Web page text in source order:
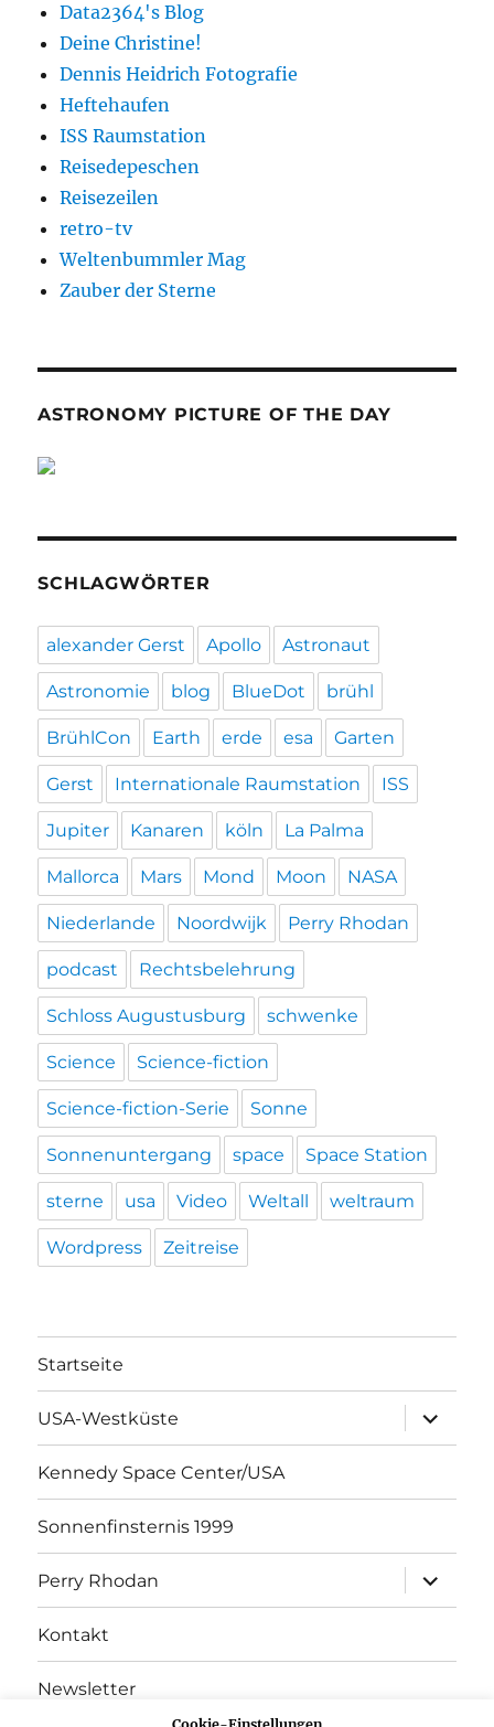
Data2364's Blog
Deine Christine!
Dennis Heidrich Fotografie
Heftehaufen
ISS Raumstation
Reisedepeschen
Reisezeilen
retro-tv
Weltenbummler Mag
Zauber der Sterne
ASTRONOMY PICTURE OF THE DAY
SCHLAGWÖRTER
alexander Gerst Apollo Astronaut
Astronomie blog BlueDot brühl
BrühlCon Earth erde esa Garten
Gerst Internationale Raumstation ISS
Jupiter Kanaren köln La Palma
Mallorca Mars Mond Moon NASA
Niederlande Noordwijk Perry Rhodan
podcast Rechtsbelehrung
Schloss Augustusburg schwenke
Science Science-fiction
Science-fiction-Serie Sonne
Sonnenuntergang space Space Station
sterne usa Video Weltall weltraum
Wordpress Zeitreise
Startseite
USA-Westküste
öffnen
Kennedy Space Center/USA
Sonnenfinsternis 1999
Perry Rhodan
öffnen
Kontakt
Newsletter